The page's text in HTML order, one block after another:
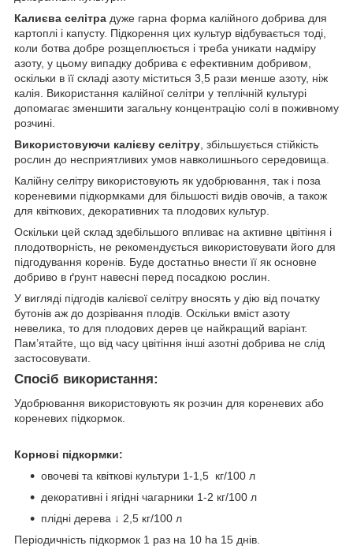
Калиєва селітра дуже гарна форма калійного добрива для
картоплі і капусту. Підкорення цих культур відбувається тоді,
коли ботва добре розщеплюється і треба уникати надміру
азоту, у цьому випадку добрива є ефективним добривом,
оскільки в її складі азоту міститься 3,5 рази менше азоту, ніж
калія. Використання калійної селітри у теплічній культурі
допомагає зменшити загальну концентрацію солі в поживному
розчині.
Використовуючи калієву селітру , збільшується стійкість
рослин до несприятливих умов навколишнього середовища.
Калійну селітру використовують як удобрювання, так і поза
кореневими підкормками для більшості видів овочів, а також
для квіткових, декоративних та плодових культур.
Оскільки цей склад здебільшого впливає на активне цвітіння і
плодотворність, не рекомендується використовувати його для
підгодування коренів. Буде достатньо внести її як основне
добриво в ґрунт навесні перед посадкою рослин.
У вигляді підгодів калієвої селітру вносять у дію від початку
бутонів аж до дозрівання плодів. Оскільки вміст азоту
невелика, то для плодових дерев це найкращий варіант.
Пам’ятайте, що від часу цвітіння інші азотні добрива не слід
застосовувати.
Спосіб використання:
Удобрювання використовують як розчин для кореневих або
кореневих підкормок.
Корнові підкормки:
овочеві та квіткові культури 1-1,5 кг/100 л
декоративні і ягідні чагарники 1-2 кг/100 л
плідні дерева ↓ 2,5 кг/100 л
Періодичність підкормок 1 раз на 10 ha 15 днів.